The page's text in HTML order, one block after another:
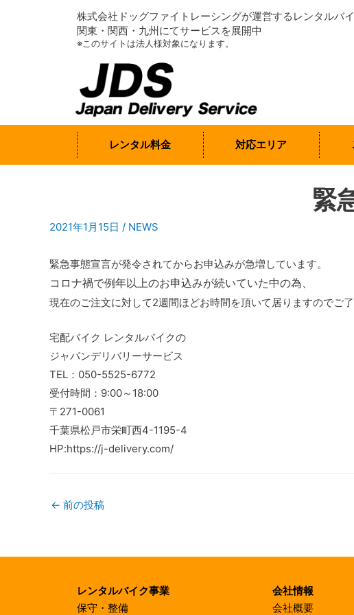
株式会社ドッグファイトレーシングが運営するレンタルバ
関東・関西・九州にてサービスを展開中
※このサイトは法人様対象になります。
レンタル料金 対応エリア
緊
2021年1月15日 / NEWS
緊急事態宣言が発令されてからお申込みが急増しています。
コロナ禍で例年以上のお申込みが続いていた中の為、
現在のご注文に対して2週間ほどお時間を頂いて居りますのでご了
宅配バイク レンタルバイクの
ジャパンデリバリーサービス
TEL：050-5525-6772
受付時間：9:00～18:00
〒271-0061
千葉県松戸市栄町西4-1195-4
HP:https://j-delivery.com/
← 前の投稿
レンタルバイク事業
保守・整備
会社情報
会社概要